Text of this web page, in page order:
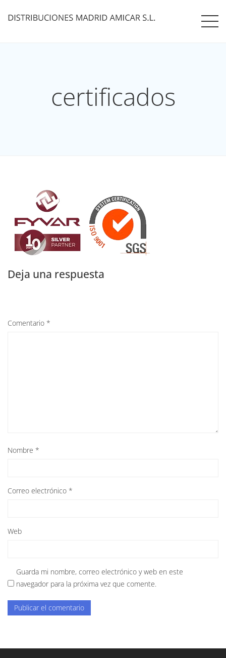
certificados
Deja una respuesta
Comentario *
Nombre *
Correo electrónico *
Web
Guarda mi nombre, correo electrónico y web en este
navegador para la próxima vez que comente.